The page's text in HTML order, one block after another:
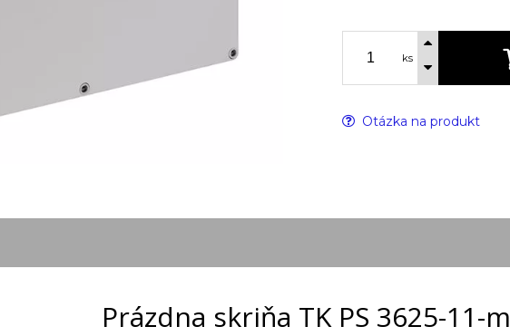
ks
Otázka na produkt
Prázdna skriňa TK PS 3625-11-m